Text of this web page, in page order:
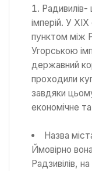
імперій. У
пунктом між
Угорською
державний
проходили
завдяки
економічне
Назва
Ймовірно
Радзивілів,